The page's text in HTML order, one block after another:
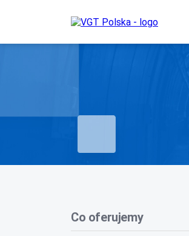
Co oferujemy